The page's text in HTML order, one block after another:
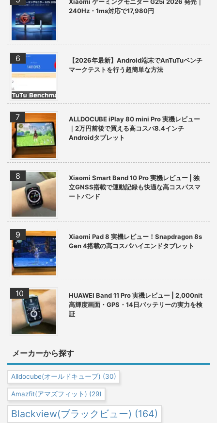
240Hz・1ms対応で17,980円
【2026年最新】Android端末でAnTuTuベンチ
マークテストを行う超簡単な方法
ALLDOCUBE iPlay 80 mini Pro 実機レビュー
｜2万円前後で買える高コスパ8.4インチ
Androidタブレット
Xiaomi Smart Band 10 Pro 実機レビュー | 独
立GNSS搭載で運動記録も快適な高コスパスマ
ートバンド
Xiaomi Pad 8 実機レビュー！Snapdragon 8s
Gen 4搭載の高コスパハイエンドタブレット
HUAWEI Band 11 Pro 実機レビュー | 2,000nit
高輝度画面・GPS・14日バッテリーの実力を検
証
メーカーから探す
Alldocube(オールドキューブ) (30)
Amazfit(アマズフィット) (29)
Blackview(ブラックビュー) (164)